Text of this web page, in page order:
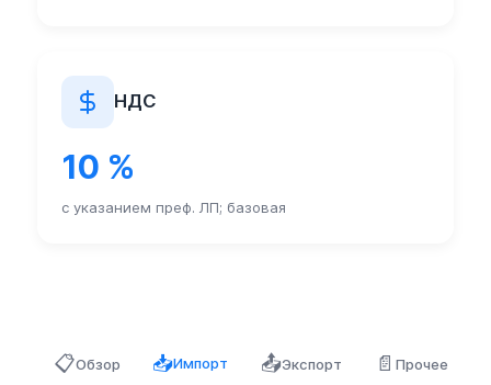
НДС
10 %
с указанием преф. ЛП; базовая
📋Обзор 📥Импорт 📤Экспорт 📄Прочее